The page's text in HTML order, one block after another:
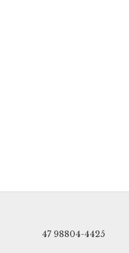
47 98804-4425